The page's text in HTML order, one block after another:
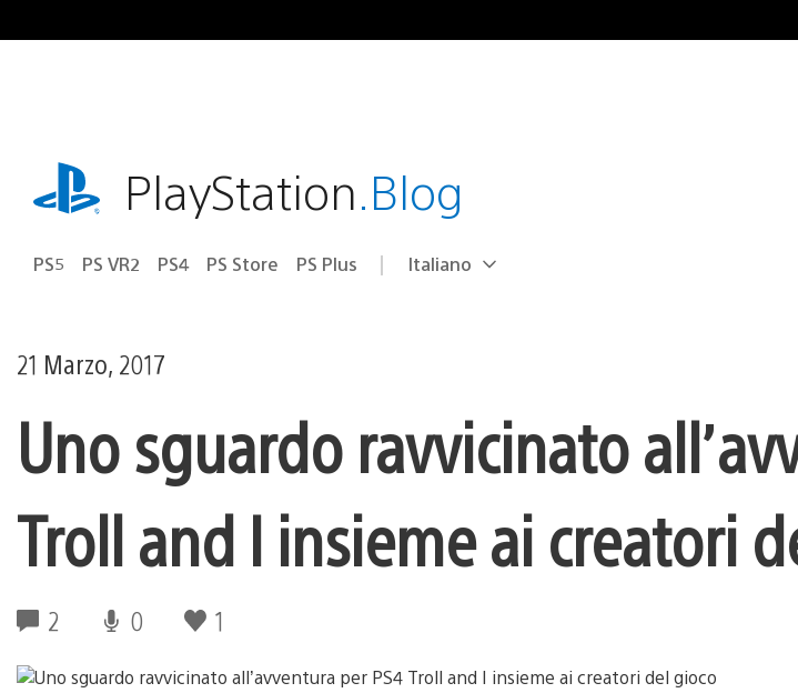
al
playstation.comPlayStation.Blog
PS5 PS VR2 PS4 PS Store PS Plus Seleziona
Regione
Italiano
21 Marzo, 2017
Uno sguardo ravvicinato
Troll and I insieme ai creatori
2 0 1